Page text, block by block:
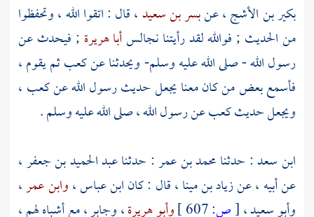
بكير بن الأشج، عنبسر بن سعيد، قال : اتقوا الله ، وتحفظوا
من الحديث ; فوالله لقد رأيتنا نجالسأبا هريرة ; فيحدث عن
رسول الله - صلى الله عليه وسلم- ويحدثنا عنكعبثم يقوم ،
فأسمع بعض من كان معنا يجعل حديث رسول الله عنكعب ،
ويجعل حديثكعبعن رسول الله ، صلى الله عليه وسلم .
ابن سعد: حدثنامحمد بن عمر: حدثناعبد الحميد بن جعفر،
عن أبيه ، عنزياد بن مينا، قال : كانابن عباس،وابن عمر،
وأبو سعيد،[ص: وأبو هريرة،وجابر، مع أشباه لهم ،